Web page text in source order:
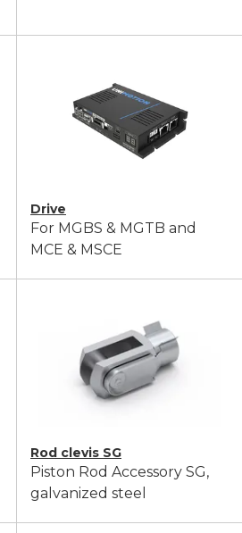
Drive
For MGBS & MGTB and
MCE & MSCE
Rod clevis SG
Piston Rod Accessory SG,
galvanized steel